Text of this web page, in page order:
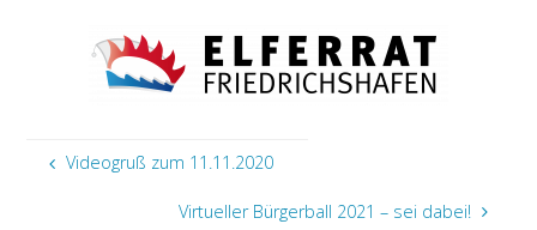
Videogruß zum 11.11.2020
Virtueller Bürgerball 2021 – sei dabei!